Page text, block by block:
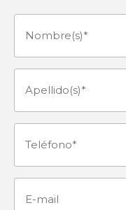
Nombre(s)
Apellido(s)
Teléfono (Obligatorio)